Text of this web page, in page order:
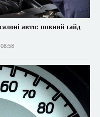
авто: повний гайд